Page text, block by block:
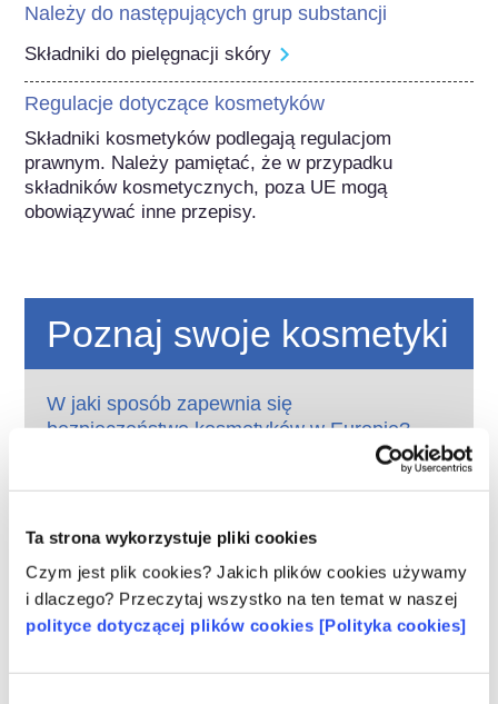
Ta strona wykorzystuje pliki cookies
Czym jest plik cookies? Jakich plików cookies używamy
i dlaczego? Przeczytaj wszystko na ten temat w naszej
polityce dotyczącej plików cookies [Polityka cookies]
Należy do następujących grup substancji
Składniki do pielęgnacji skóry
Regulacje dotyczące kosmetyków
Składniki kosmetyków podlegają regulacjom
prawnym. Należy pamiętać, że w przypadku
składników kosmetycznych, poza UE mogą
obowiązywać inne przepisy.
Poznaj swoje kosmetyki
W jaki sposób zapewnia się
bezpieczeństwo kosmetyków w Europie?
kosmetyczne i higieny osobistej sprzedawane
oraz krajowe i europejskie organy regulacyjne
wspólnie ponoszą odpowiedzialność za
bezpieczeństwo produktów kosmetycznych.
czytaj więcej
Co należy wiedzieć o substancjach
zaburzających gospodarkę hormonalną
(ED)?
Niektórym składnikom stosowanym w